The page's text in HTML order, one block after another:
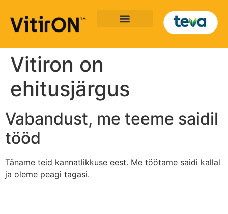
Vitiron on
ehitusjärgus
Vabandust, me teeme saidil
tööd
Täname teid kannatlikkuse eest. Me töötame saidi kallal
ja oleme peagi tagasi.